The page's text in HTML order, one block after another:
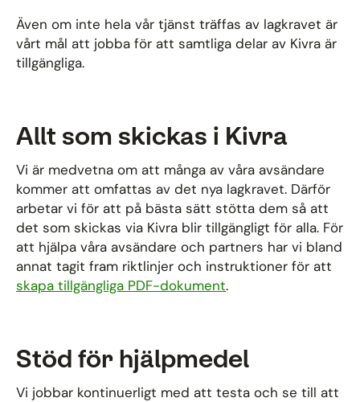
Även om inte hela vår tjänst träffas av lagkravet är
vårt mål att jobba för att samtliga delar av Kivra är
tillgängliga.
Allt som skickas i Kivra
Vi är medvetna om att många av våra avsändare
kommer att omfattas av det nya lagkravet. Därför
arbetar vi för att på bästa sätt stötta dem så att
det som skickas via Kivra blir tillgängligt för alla. För
att hjälpa våra avsändare och partners har vi bland
annat tagit fram riktlinjer och instruktioner för att
skapa tillgängliga PDF-dokument.
Stöd för hjälpmedel
Vi jobbar kontinuerligt med att testa och se till att